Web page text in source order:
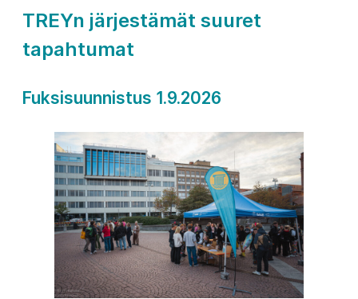
TREYn järjestämät suuret
tapahtumat
Fuksisuunnistus 1.9.2026